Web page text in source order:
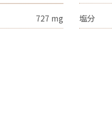
727 mg 塩分